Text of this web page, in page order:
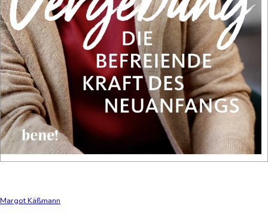
Margot Käßmann